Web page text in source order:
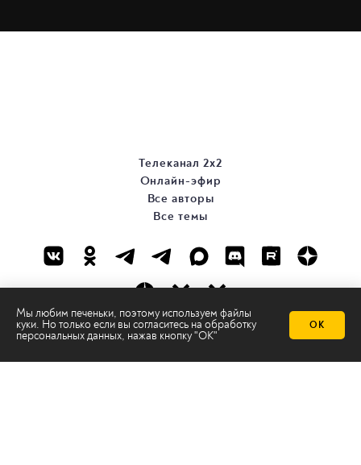
Мы любим печеньки, поэтому используем файлы
куки. Но только если вы согласитесь на обработку
персональных данных, нажав кнопку "ОК"
ОК
Телеканал 2х2
Онлайн-эфир
Все авторы
Все темы
© ООО «ТРК «2Х2», 2026
Правовая информация